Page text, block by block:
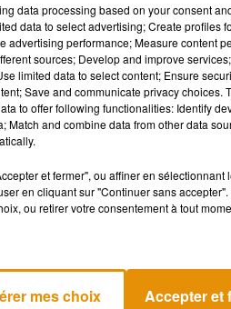
! Depuis hier, le pôle
depuis hier a ouvert le pôle
Ainsi, ce quartier de Limoges
pour circuler en bus dans la ville,
vélos ou des voitures de location
bien sûr accessible depuis ce lieu,
de l’A20. Elle sera réservée
ou encore au cinéma.
data processing based on your consent
data to select advertising; Create profiles
advertising performance; Measure content
sources; Develop and improve
limited data to select content; Ensure
Save and communicate privacy choices.
to offer following functionalities: Identify
Match and combine data from other data
et fermer", ou affiner en
en cliquant sur "Continuer sans
ou retirer votre consentement à tout
mes choix Accepter et